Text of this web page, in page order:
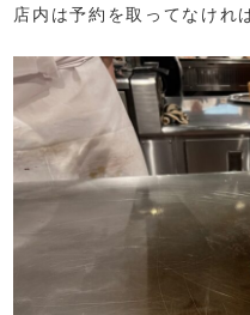
店内は予約を取ってなけれ